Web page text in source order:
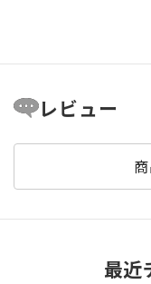
レビュー
最近